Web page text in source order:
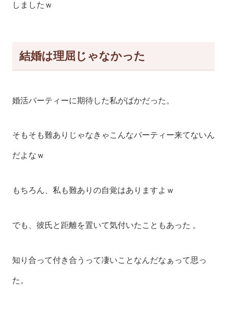
しましたｗ
結婚は理屈じゃなかった
婚活パーティーに期待した私がばかだった。
そもそも難ありじゃなきゃこんなパーティー来てないん
だよなｗ
もちろん、私も難ありの自覚はありますよｗ
でも、彼氏と距離を置いて気付いたこともあった 。
知り合って付き合うって凄いことなんだなぁって思っ
た。